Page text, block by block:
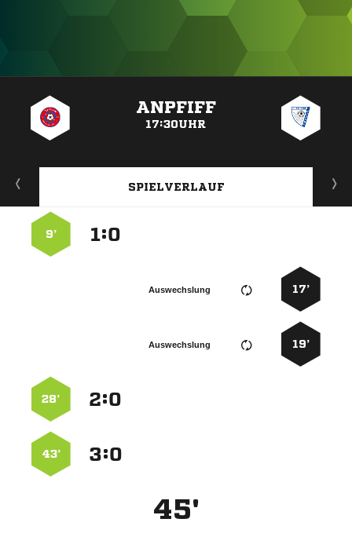
ANPFIFF
17:30UHR
SPIELVERLAUF
:
9’
17’
Auswechslung
19’
Auswechslung
:
28’
:
43’
45'